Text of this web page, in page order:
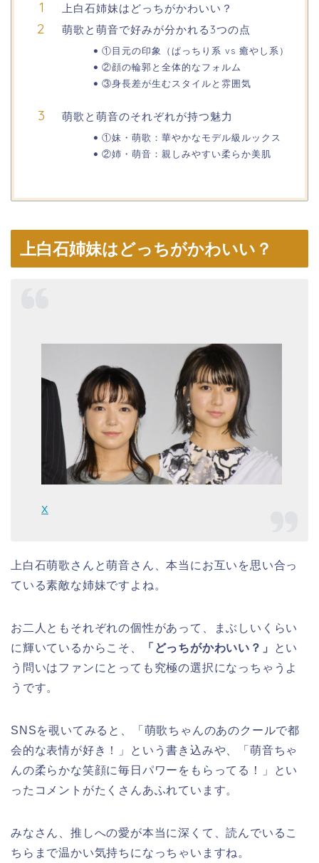
上白石姉妹はどっちがかわいい？
萌歌と萌音で好みが分かれる3つの点
①目元の印象（ぱっちり系 vs 癒やし系）
②顔の輪郭と全体的なフォルム
③身長差が生むスタイルと雰囲気
萌歌と萌音のそれぞれが持つ魅力
①妹・萌歌：華やかなモデル級ルックス
②姉・萌音：親しみやすい柔らか美肌
上白石姉妹はどっちがかわいい？
X
上白石萌歌さんと萌音さん、本当にお互いを思い合っ
ている素敵な姉妹ですよね。
お二人ともそれぞれの個性があって、まぶしいくらい
に輝いているからこそ、
「どっちがかわいい？」
とい
う問いはファンにとっても究極の選択になっちゃうよ
うです。
SNSを覗いてみると、「萌歌ちゃんのあのクールで都
会的な表情が好き！」という書き込みや、「萌音ちゃ
んの柔らかな笑顔に毎日パワーをもらってる！」とい
ったコメントがたくさんあふれています。
みなさん、推しへの愛が本当に深くて、読んでいるこ
ちらまで温かい気持ちになっちゃいますね。